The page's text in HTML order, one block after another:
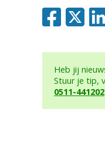
Heb jij
Stuur je tip,
0511-441202